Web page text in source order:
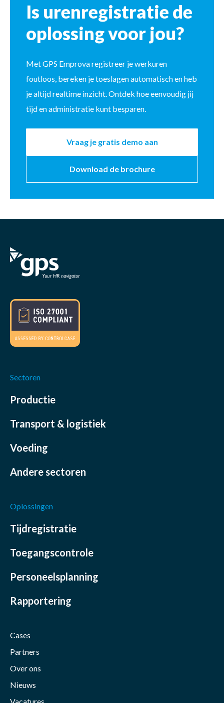
Is urenregistratie de
oplossing voor jou?
Met GPS Emprovaregistreer je werkuren
foutloos, bereken je toeslagen automatisch en heb
je altijdrealtime inzicht. Ontdek hoe eenvoudig jij
tijd en administratie kunt besparen.
Vraag je gratis demo aan
Download de brochure
Sectoren
Productie
Transport & logistiek
Voeding
Andere sectoren
Oplossingen
Tijdregistratie
Toegangscontrole
Personeelsplanning
Rapportering
Cases
Partners
Over ons
Nieuws